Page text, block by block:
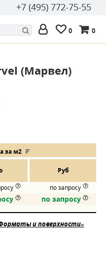
+7 (495) 772-75-55
0 0
(Марвел)
за м2
Руб
по запросу
по запросу
и поверхности»